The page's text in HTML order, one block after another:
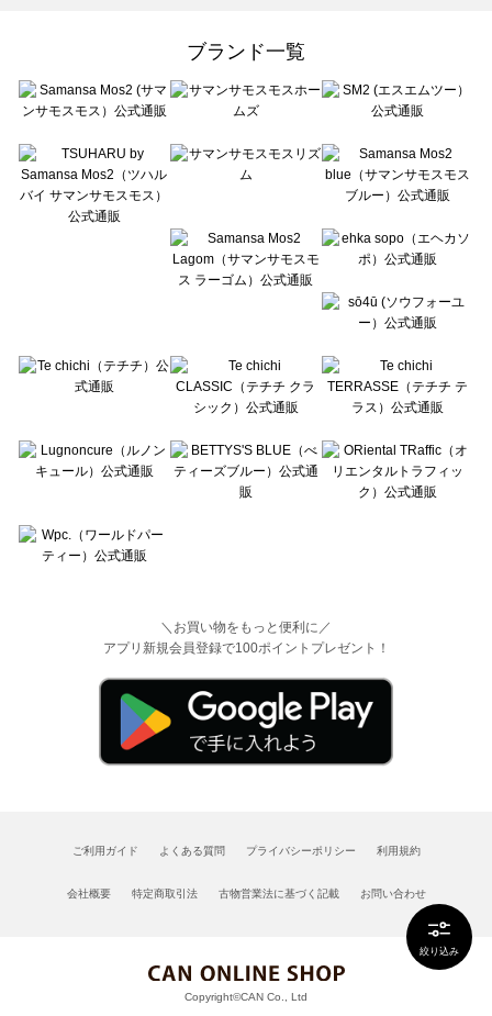
絞り込み
sō4ū（ソウフォーユー）のカットソー一覧
Te chichi（テチチ）のカットソー一覧
Te chichi CLASSIC（テチチ クラシック）のカットソー一覧
Lugnoncure（ルノンキュール）のカットソー一覧
BETTY'S BLUE（べティーズブルー）のカットソー一覧
Wpc.（ワールドパーティー）のカットソー一覧
ブランド一覧
＼お買い物をもっと便利に／
アプリ新規会員登録で100ポイントプレゼント！
ご利用ガイド よくある質問 プライバシーポリシー 利用規約
会社概要 特定商取引法 古物営業法に基づく記載 お問い合わせ
Copyright©CAN Co., Ltd